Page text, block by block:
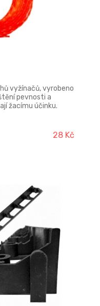
vyžínačů, vyrobeno
pevnosti a
žacímu účinku.
28 Kč